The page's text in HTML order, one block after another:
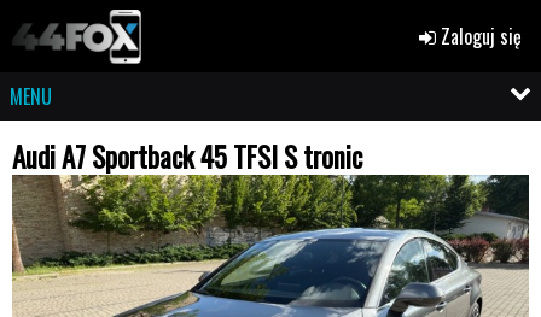
Zaloguj się
MENU
Audi A7 Sportback 45 TFSI S tronic